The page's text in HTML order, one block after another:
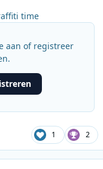
time
aan of registreer
1 2